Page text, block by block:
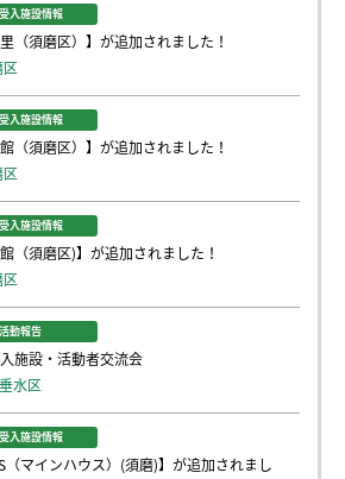
入施設情報
（須磨区）】が追加されました！
区
入施設情報
（須磨区）】が追加されました！
区
入施設情報
（須磨区)】が追加されました！
区
活動報告
施設・活動者交流会
水区
入施設情報
マインハウス）(須磨)】が追加されまし